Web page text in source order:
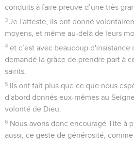
conduits à faire preuve d’une très
3 Je l'atteste, ils ont donné
moyens, et même au-delà de leurs
4 et c’est avec beaucoup d'insistance
demandé la grâce de prendre part à
saints.
5 Ils ont fait plus que ce que nous
d'abord donnés eux-mêmes au
volonté de Dieu.
6 Nous avons donc encouragé Tite à
aussi, ce geste de générosité,